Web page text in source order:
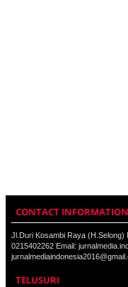
CONTACT INFORMATION
Jl.Duri Kosambi Raya (H.Selong)
0215402262 Email:
TELUSURI